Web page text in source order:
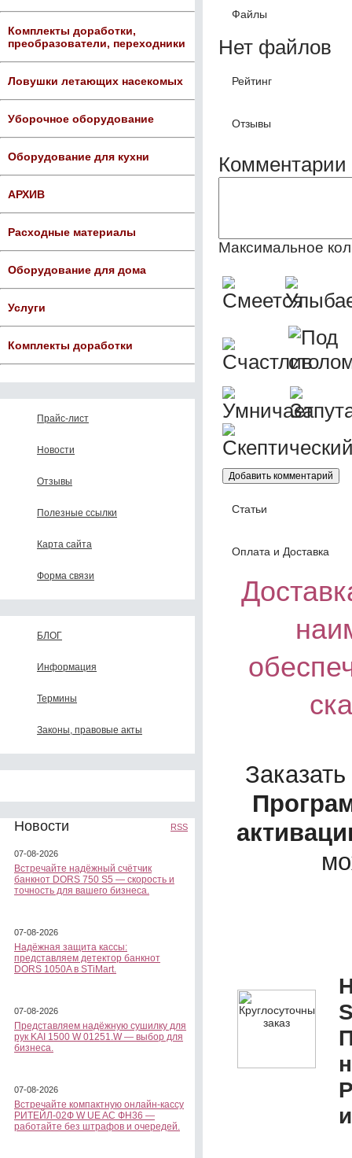
Комплекты доработки,
преобразователи, переходники
Ловушки летающих насекомых
Уборочное оборудование
Оборудование для кухни
АРХИВ
Расходные материалы
Оборудование для дома
Услуги
Комплекты доработки
Прайс-лист
Новости
Отзывы
Полезные ссылки
Карта сайта
Форма связи
БЛОГ
Информация
Термины
Законы, правовые акты
Новости RSS
07-08-2026
Встречайте надёжный счётчик
банкнот DORS 750 S5 — скорость и
точность для вашего бизнеса.
07-08-2026
Надёжная защита кассы:
представляем детектор банкнот
DORS 1050A в STiMart.
07-08-2026
Представляем надёжную сушилку для
рук KAI 1500 W 01251.W — выбор для
бизнеса.
07-08-2026
Встречайте компактную онлайн-кассу
РИТЕЙЛ-02Ф W UE AC ФН36 —
работайте без штрафов и очередей.
Файлы
Нет файлов
Рейтинг
Отзывы
Комментарии
Максимальное
Статьи
Оплата и Доставка